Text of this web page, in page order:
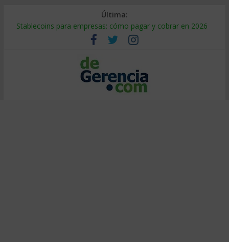
Última:
Stablecoins para empresas: cómo pagar y cobrar en 2026
Despido silencioso: qué es y por qué sale tan caro
IA en selección de personal: cómo auditarla a tiempo
Trabajo forzoso en la cadena de suministro: qué hacer
Mercado hispano de EE. UU.: cómo segmentarlo y venderle